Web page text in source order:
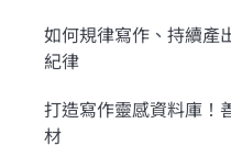
如何規律寫作、持續產
紀律
打造寫作靈感資料庫！
材